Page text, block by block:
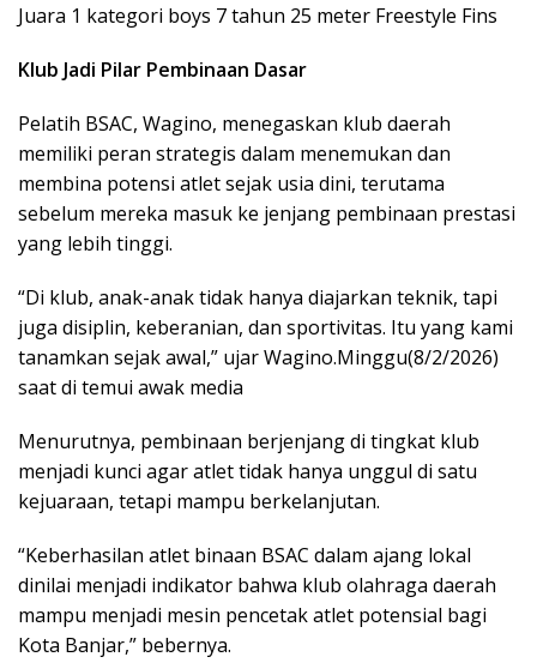
Juara 1 kategori boys 7 tahun 25 meter Freestyle Fins
Klub Jadi Pilar Pembinaan Dasar
Pelatih BSAC, Wagino, menegaskan klub daerah
memiliki peran strategis dalam menemukan dan
membina potensi atlet sejak usia dini, terutama
sebelum mereka masuk ke jenjang pembinaan prestasi
yang lebih tinggi.
“Di klub, anak-anak tidak hanya diajarkan teknik, tapi
juga disiplin, keberanian, dan sportivitas. Itu yang kami
tanamkan sejak awal,” ujar Wagino.Minggu(8/2/2026)
saat di temui awak media
Menurutnya, pembinaan berjenjang di tingkat klub
menjadi kunci agar atlet tidak hanya unggul di satu
kejuaraan, tetapi mampu berkelanjutan.
“Keberhasilan atlet binaan BSAC dalam ajang lokal
dinilai menjadi indikator bahwa klub olahraga daerah
mampu menjadi mesin pencetak atlet potensial bagi
Kota Banjar,” bebernya.